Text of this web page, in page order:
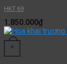
HKT 69
1.850.000₫
+